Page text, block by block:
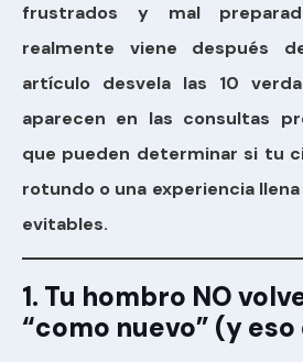
frustrados y mal
realmente viene después
artículo desvela las 10
aparecen en las consultas
que pueden determinar si tu
rotundo o una experiencia
evitables.
1. Tu hombro NO
“como nuevo” (y